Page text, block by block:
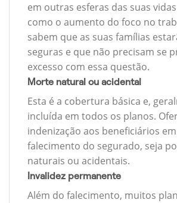
em outras esferas das suas
como o aumento do foco no
sabem que as suas famílias
seguras e que não precisam se
excesso com essa questão.
Morte natural ou acidental
Esta é a cobertura básica e,
incluída em todos os planos.
indenização aos beneficiários
falecimento do segurado, seja
naturais ou acidentais.
Invalidez permanente
Além do falecimento, muitos